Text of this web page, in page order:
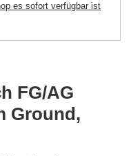
es sofort verfügbar ist
FG/AG
Ground,